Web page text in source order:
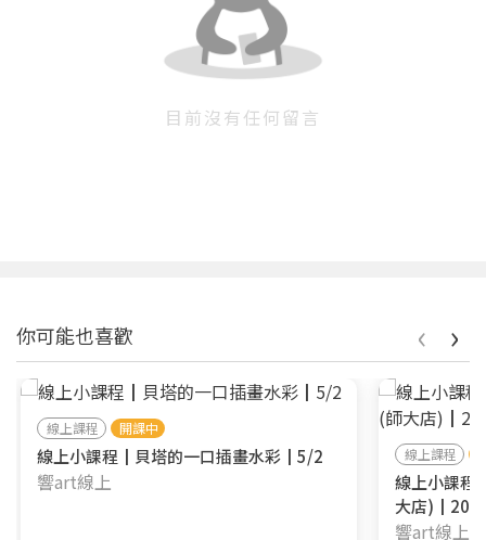
目前沒有任何留言
你可能也喜歡
線上課程 開課中
線上小課程┃貝塔的一口插畫水彩┃5/2
響art線上
線上課程
線上小課程
大店
響art線上
‹ ›